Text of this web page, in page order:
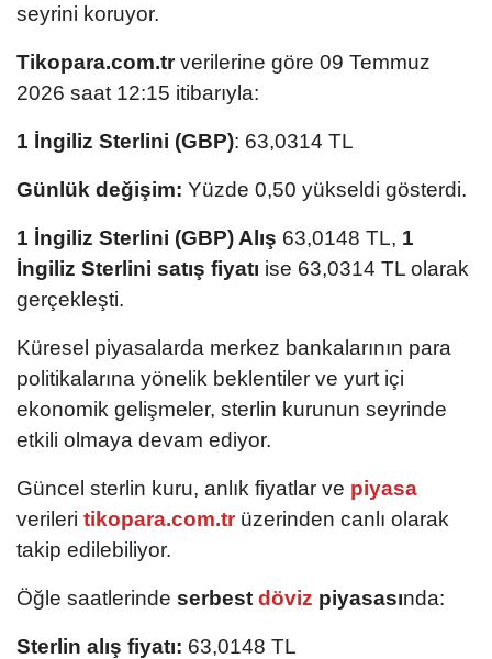
seyrini koruyor.
Tikopara.com.trverilerine göre 09 Temmuz
2026 saat 12:15 itibarıyla:
1 İngiliz Sterlini (GBP): 63,0314 TL
Günlük değişim: Yüzde 0,50 yükseldi gösterdi.
1 İngiliz Sterlini (GBP) Alış 63,0148 TL, 1
İngiliz Sterlini satış fiyatı ise 63,0314 TL olarak
gerçekleşti.
Küresel piyasalarda merkez bankalarının para
politikalarına yönelik beklentiler ve yurt içi
ekonomik gelişmeler, sterlin kurunun seyrinde
etkili olmaya devam ediyor.
Güncel sterlin kuru, anlık fiyatlar ve piyasa
verileri tikopara.com.trüzerinden canlı olarak
takip edilebiliyor.
Öğle saatlerinde serbest döviz piyasasında:
Sterlin alış fiyatı: 63,0148 TL